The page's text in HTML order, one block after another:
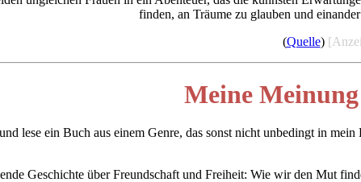
finden, an Träume zu glauben und
(Quelle)
Meine
lese ein Buch aus einem Genre, das sonst nicht unbedingt in
Geschichte über Freundschaft und Freiheit: Wie wir den Mut